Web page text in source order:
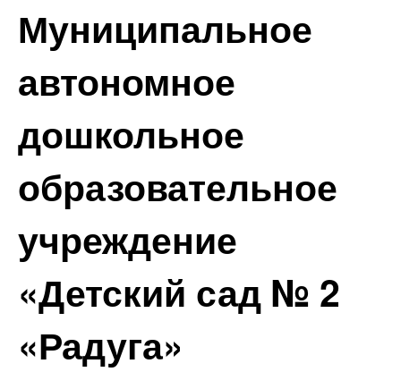
Муниципальное
автономное
дошкольное
образовательное
учреждение
«Детский сад № 2
«Радуга»